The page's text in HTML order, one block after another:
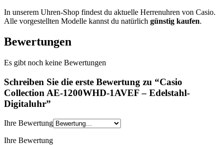
In unserem Uhren-Shop findest du aktuelle Herrenuhren von Casio.
Alle vorgestellten Modelle kannst du natürlich günstig kaufen.
Bewertungen
Es gibt noch keine Bewertungen
Schreiben Sie die erste Bewertung zu “Casio
Collection AE-1200WHD-1AVEF – Edelstahl-
Digitaluhr”
Ihre Bewertung
Ihre Bewertung